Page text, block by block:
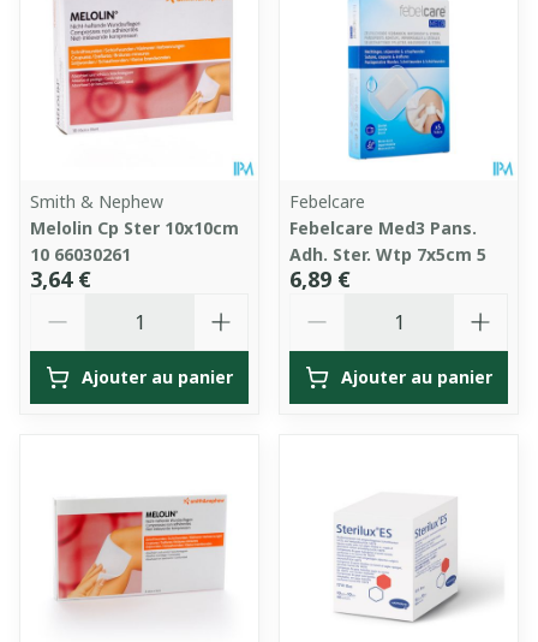
Smith & Nephew
Melolin Cp Ster 10x10cm
10 66030261
3,64 €
Ajouter au panier
Febelcare
Febelcare Med3 Pans.
Adh. Ster. Wtp 7x5cm 5
6,89 €
Ajouter au panier